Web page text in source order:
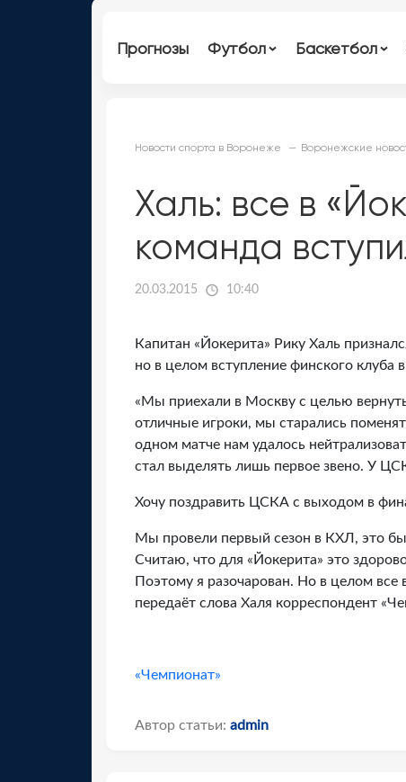
Прогнозы Футбол Баскетбол
Новости спорта в Воронеже Воронежские
Халь: все в
команда
20.03.2015 10:40
Капитан «Йокерита» Рику Халь
но в целом вступление финского клуба
«Мы приехали в Москву с целью
отличные игроки, мы старались
одном матче нам удалось
стал выделять лишь первое звено. У
Хочу поздравить ЦСКА с выходом в
Мы провели первый сезон в КХЛ, это
Считаю, что для «Йокерита» это
Поэтому я разочарован. Но в целом
передаёт слова Халя корреспондент
«Чемпионат»
Автор статьи: admin